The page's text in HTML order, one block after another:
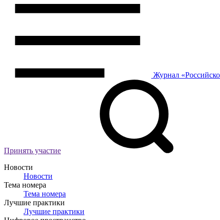
Журнал
Принять участие
Новости
Новости
Тема номера
Тема номера
Лучшие практики
Лучшие практики